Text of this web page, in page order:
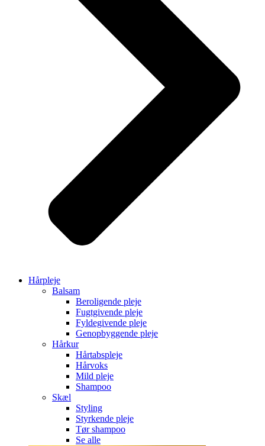
Hårpleje
Balsam
Beroligende pleje
Fugtgivende pleje
Fyldegivende pleje
Genopbyggende pleje
Hårkur
Hårtabspleje
Hårvoks
Mild pleje
Shampoo
Skæl
Styling
Styrkende pleje
Tør shampoo
Se alle